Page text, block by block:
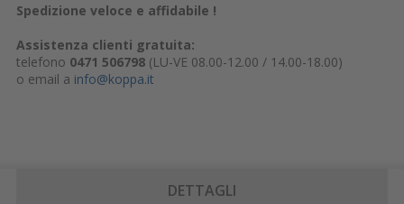
Spedizione veloce e affidabile !
Assistenza clienti gratuita:
telefono 0471 506798(LU-VE 08.00-12.00 / 14.00-18.00)
o email a info@koppa.it
DETTAGLI